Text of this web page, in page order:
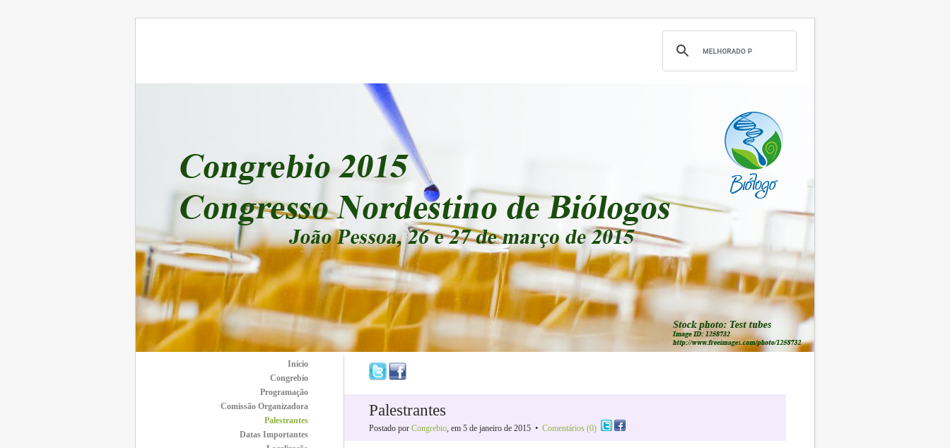
Início
Congrebio
Programação
Comissão Organizadora
Palestrantes
Datas Importantes
Palestrantes
Postado por Congrebio, em 5 de janeiro de 2015 • Comentários (0)